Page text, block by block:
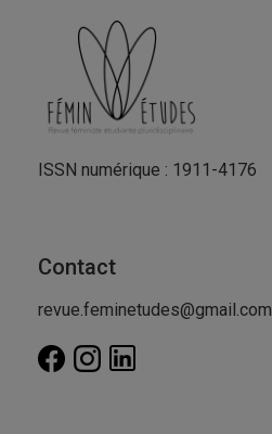
ISSN numérique : 1911-4176
Contact
revue.feminetudes@gmail.com